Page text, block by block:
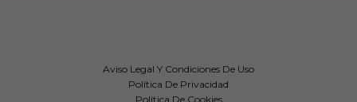
Aviso Legal Y Condiciones De Uso
Política De Privacidad
Política De Cookies